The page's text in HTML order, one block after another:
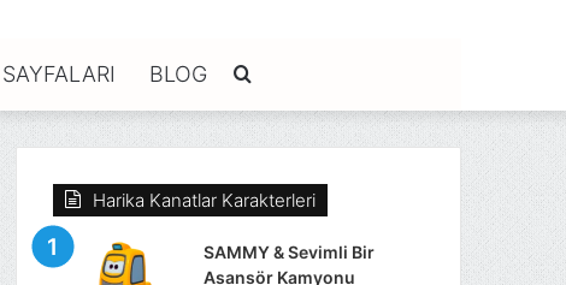
BLOG Arama
yap
...
Harika Kanatlar Karakterleri
SAMMY & Sevimli Bir
Asansör Kamyonu